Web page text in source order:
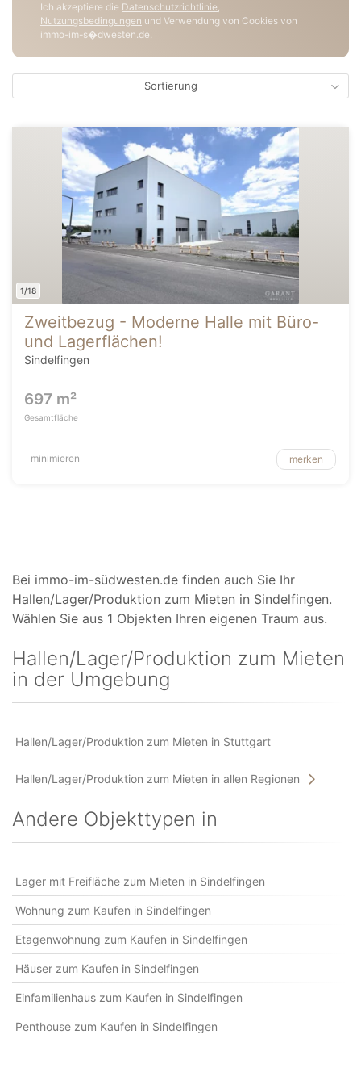
Ich akzeptiere die Datenschutzrichtlinie,
Nutzungsbedingungen und Verwendung von Cookies von
immo-im-s�dwesten.de.
Sortierung
1/18
Zweitbezug - Moderne Halle mit Büro-
und Lagerflächen!
Sindelfingen
697 m²
Gesamtfläche
minimieren merken
Bei immo-im-südwesten.de finden auch Sie Ihr
Hallen/Lager/Produktion zum Mieten in Sindelfingen.
Wählen Sie aus 1 Objekten Ihren eigenen Traum aus.
Hallen/Lager/Produktion zum Mieten
in der Umgebung
Hallen/Lager/Produktion zum Mieten in Stuttgart
Hallen/Lager/Produktion zum Mieten in allen Regionen
Andere Objekttypen in
Lager mit Freifläche zum Mieten in Sindelfingen
Wohnung zum Kaufen in Sindelfingen
Etagenwohnung zum Kaufen in Sindelfingen
Häuser zum Kaufen in Sindelfingen
Einfamilienhaus zum Kaufen in Sindelfingen
Penthouse zum Kaufen in Sindelfingen